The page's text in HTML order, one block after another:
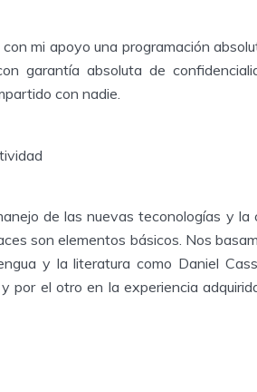
mi apoyo una programación
garantía absoluta de
con nadie.
de las nuevas teconologías y
son elementos básicos. Nos
y la literatura como Daniel
por el otro en la experiencia